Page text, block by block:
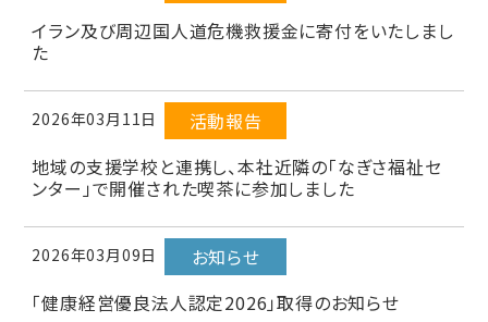
イラン及び周辺国人道危機救援金に寄付をいたしまし
た
2026年03月11日
活動報告
地域の支援学校と連携し、本社近隣の「なぎさ福祉セ
ンター」で開催された喫茶に参加しました
2026年03月09日
お知らせ
「健康経営優良法人認定2026」取得のお知らせ